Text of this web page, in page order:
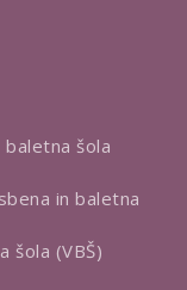
baletna šola
in baletna
šola (VBŠ)